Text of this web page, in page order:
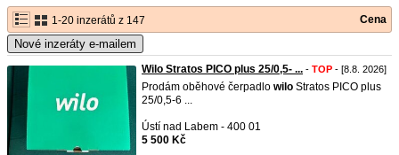
1-20 inzerátů z 147 Cena
Nové inzeráty e-mailem
Wilo Stratos PICO plus 25/0,5- ... - TOP - [8.8. 2026]
Prodám oběhové čerpadlo wilo Stratos PICO plus
25/0,5-6 ...
Ústí nad Labem - 400 01
5 500 Kč